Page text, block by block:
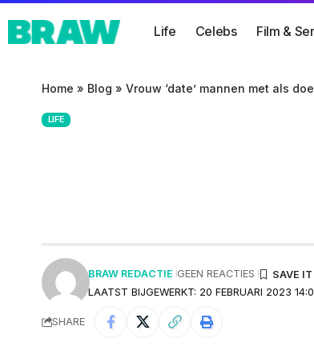
Life Celebs Film &
Home » Blog » Vrouw ‘date’ mannen met als
LIFE
LAATST BIJGEWERKT: 20 FEBRUARI 2023
BRAW REDACTIE GEEN REACTIES
SHARE